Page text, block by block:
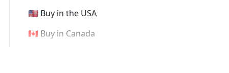
🇺🇸 Buy in the USA
🇨🇦 Buy in Canada